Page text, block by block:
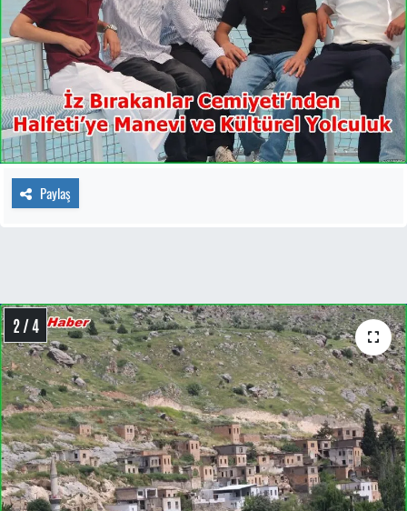
Paylaş
2 / 4